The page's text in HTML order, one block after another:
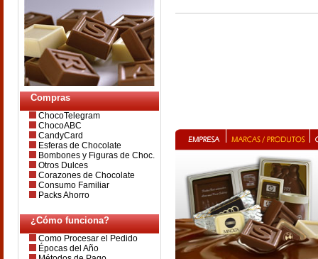
Compras
ChocoTelegram
ChocoABC
CandyCard
Esferas de Chocolate
Bombones y Figuras de Choc.
Otros Dulces
Corazones de Chocolate
Consumo Familiar
Packs Ahorro
¿Cómo funciona?
Como Procesar el Pedido
Épocas del Año